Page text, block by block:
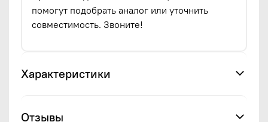
помогут подобрать аналог или уточнить
совместимость. Звоните!
Характеристики
Отзывы